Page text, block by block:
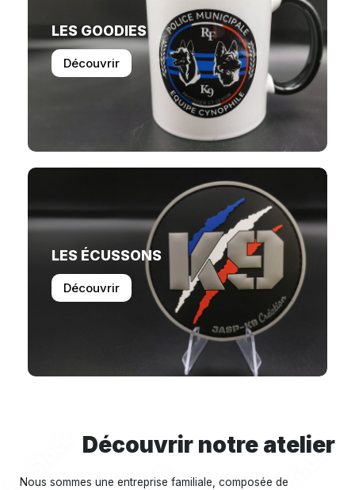
LES GOODIES
Découvrir
LES ÉCUSSONS
Découvrir
Découvrir notre atelier
Nous sommes une entreprise familiale, composée de